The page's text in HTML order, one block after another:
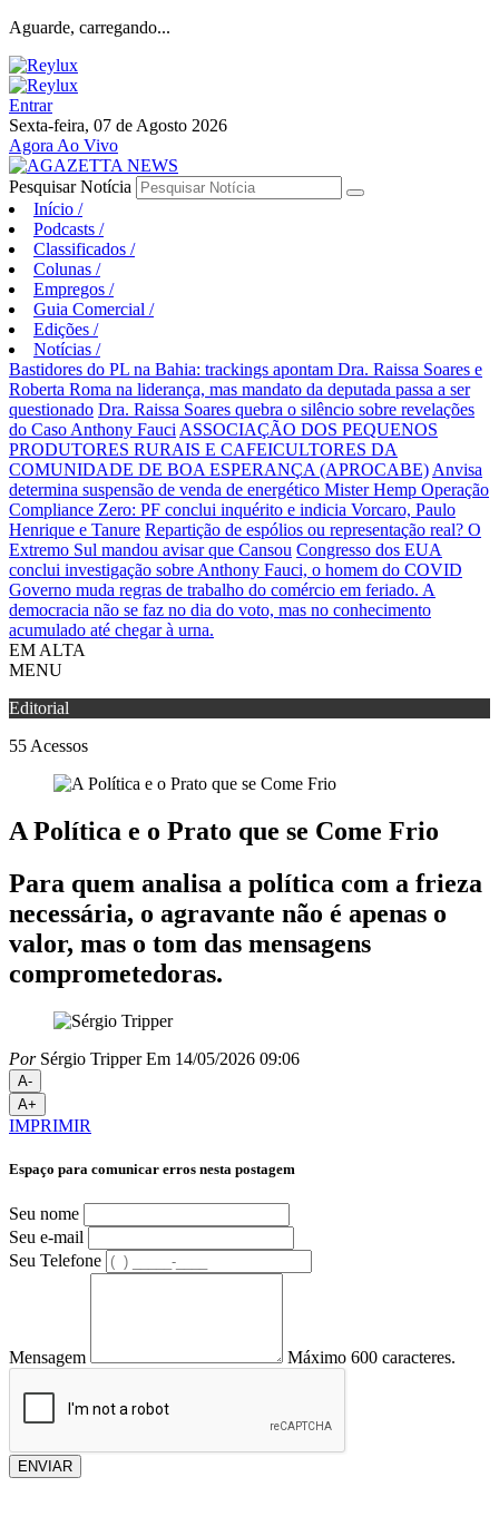
Aguarde, carregando...
Entrar
Sexta-feira, 07 de Agosto 2026
Agora Ao Vivo
Pesquisar Notícia
Início /
Podcasts /
Classificados /
Colunas /
Empregos /
Guia Comercial /
Edições /
Notícias /
Bastidores do PL na Bahia: trackings apontam Dra. Raissa Soares e
Roberta Roma na liderança, mas mandato da deputada passa a ser
questionado Dra. Raissa Soares quebra o silêncio sobre revelações
do Caso Anthony Fauci ASSOCIAÇÃO DOS PEQUENOS
PRODUTORES RURAIS E CAFEICULTORES DA
COMUNIDADE DE BOA ESPERANÇA (APROCABE) Anvisa
determina suspensão de venda de energético Mister Hemp Operação
Compliance Zero: PF conclui inquérito e indicia Vorcaro, Paulo
Henrique e Tanure Repartição de espólios ou representação real? O
Extremo Sul mandou avisar que Cansou Congresso dos EUA
conclui investigação sobre Anthony Fauci, o homem do COVID
Governo muda regras de trabalho do comércio em feriado. A
democracia não se faz no dia do voto, mas no conhecimento
acumulado até chegar à urna.
EM ALTA
MENU
Editorial
55 Acessos
A Política e o Prato que se Come Frio
Para quem analisa a política com a frieza
necessária, o agravante não é apenas o
valor, mas o tom das mensagens
comprometedoras.
PorSérgio Tripper Em 14/05/2026 09:06
A-
A+
IMPRIMIR
Espaço para comunicar erros nesta postagem
Seu nome
Seu e-mail
Seu Telefone
Mensagem Máximo 600 caracteres.
ENVIAR